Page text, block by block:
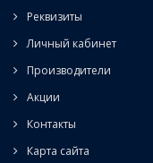
Реквизиты
Личный кабинет
Производители
Акции
Контакты
Карта сайта